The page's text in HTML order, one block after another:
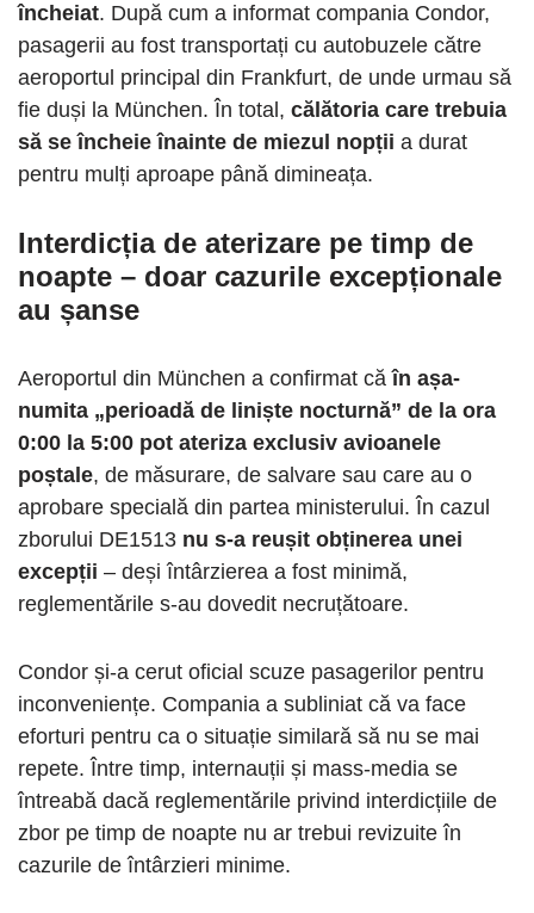
încheiat. După cum a informat compania Condor,
pasagerii au fost transportați cu autobuzele către
aeroportul principal din Frankfurt, de unde urmau să
fie duși la München. În total, călătoria care trebuia
să se încheie înainte de miezul nopții a durat
pentru mulți aproape până dimineața.
Interdicția de aterizare pe timp de
noapte – doar cazurile excepționale
au șanse
Aeroportul din München a confirmat căîn așa-
numita „perioadă de liniște nocturnă” de la ora
0:00 la 5:00 pot ateriza exclusiv avioanele
poștale, de măsurare, de salvare sau care au o
aprobare specială din partea ministerului. În cazul
zborului DE1513 nu s-a reușit obținerea unei
excepții – deși întârzierea a fost minimă,
reglementările s-au dovedit necruțătoare.
Condor și-a cerut oficial scuze pasagerilor pentru
inconveniențe. Compania a subliniat că va face
eforturi pentru ca o situație similară să nu se mai
repete. Între timp, internauții și mass-media se
întreabă dacă reglementările privind interdicțiile de
zbor pe timp de noapte nu ar trebui revizuite în
cazurile de întârzieri minime.